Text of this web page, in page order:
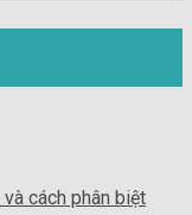
cách phân biệt